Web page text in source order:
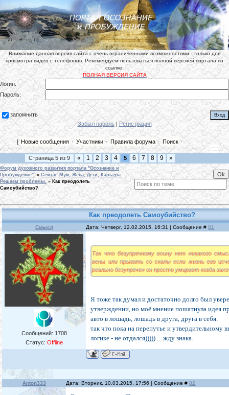
Внимание данная версия сайта с очень ограниченными возможностями - только для
просмотра видео с телефонов. Рекомендуем пользоваться полной версией портала по
ссылке:
ПОЛНАЯ ВЕРСИЯ САЙТА
Логин:
Пароль:
запомнить
Забыл пароль| Регистрация
[ Новые сообщения · Участники · Правила форума · Поиск·
Страница 5 из 9 « 1 2 3 4 5 6 7 8 9 »
Форум духовного развития портала "Осознание и
Пробуждение". » Семья, Муж, Жена, Дети, Карьера.
Решаем проблемы. » Как преодолеть
Самоубийство?
Как преодолеть Самоубийство?
Смысл Дата: Четверг, 12.02.2015, 16:31 | Сообщение #81
Сообщений: 1708
Статус: Offline
Так что безупречному воину нет никакого
вены или прыгать со скалы если жизнь его
реально безупречен он просто умирает когда
Я тоже так думал и достаточно долго был
утверждении, но моё мнение пошатнула идея
авто в лошадь, лошадь в друга, друга в себя.
так что пока на перепутье и утвердительному
логике - не отдался))))).....жду знака.
Anton333 Дата: Вторник, 10.03.2015, 17:56 | Сообщение #82